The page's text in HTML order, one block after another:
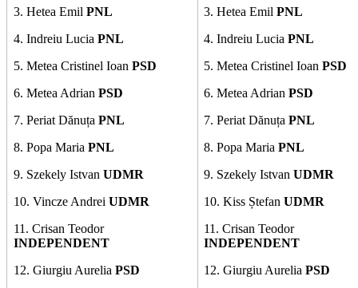
3. Hetea Emil PNL
4. Indreiu Lucia PNL
5. Metea Cristinel Ioan PSD
6. Metea Adrian PSD
7. Periat Dănuța PNL
8. Popa Maria PNL
9. Szekely Istvan UDMR
10. Vincze Andrei UDMR
11. Crisan Teodor
INDEPENDENT
12. Giurgiu Aurelia PSD
3. Hetea EmilPNL
4. Indreiu LuciaPNL
5. Metea Cristinel IoanPSD
6. Metea AdrianPSD
7. Periat DănuțaPNL
8. Popa MariaPNL
9. Szekely IstvanUDMR
10. Kiss ȘtefanUDMR
11. Crisan Teodor
INDEPENDENT
12. Giurgiu AureliaPSD